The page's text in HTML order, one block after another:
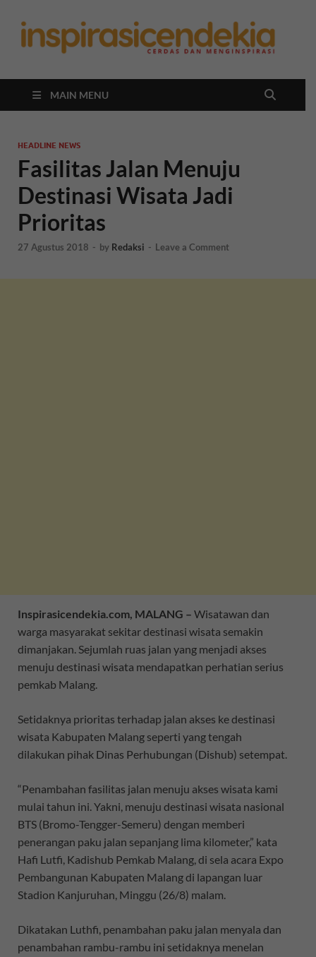
MAIN MENU
HEADLINE NEWS
Fasilitas Jalan Menuju
Destinasi Wisata Jadi
Prioritas
27 Agustus 2018 - by Redaksi - Leave a Comment
Inspirasicendekia.com, MALANG – Wisatawan dan
warga masyarakat sekitar destinasi wisata semakin
dimanjakan. Sejumlah ruas jalan yang menjadi akses
menuju destinasi wisata mendapatkan perhatian serius
pemkab Malang.
Setidaknya prioritas terhadap jalan akses ke destinasi
wisata Kabupaten Malang seperti yang tengah
dilakukan pihak Dinas Perhubungan (Dishub) setempat.
“Penambahan fasilitas jalan menuju akses wisata kami
mulai tahun ini. Yakni, menuju destinasi wisata nasional
BTS (Bromo-Tengger-Semeru) dengan memberi
penerangan paku jalan sepanjang lima kilometer,” kata
Hafi Lutfi, Kadishub Pemkab Malang, di sela acara Expo
Pembangunan Kabupaten Malang di lapangan luar
Stadion Kanjuruhan, Minggu (26/8) malam.
Dikatakan Luthfi, penambahan paku jalan menyala dan
penambahan rambu-rambu ini setidaknya menelan